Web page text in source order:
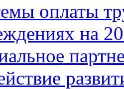
оплаты
на